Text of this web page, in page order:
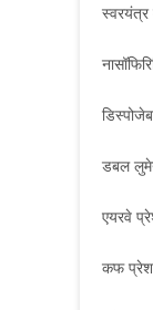
स्वरयंत्र
डबल
एयरवे
कफ